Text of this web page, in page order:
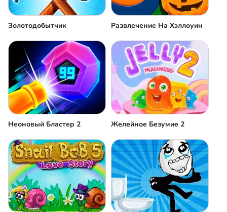
Золотодобытчик Развлечение На Хэллоуин
Неоновый Бластер 2 Желейное Безумие 2